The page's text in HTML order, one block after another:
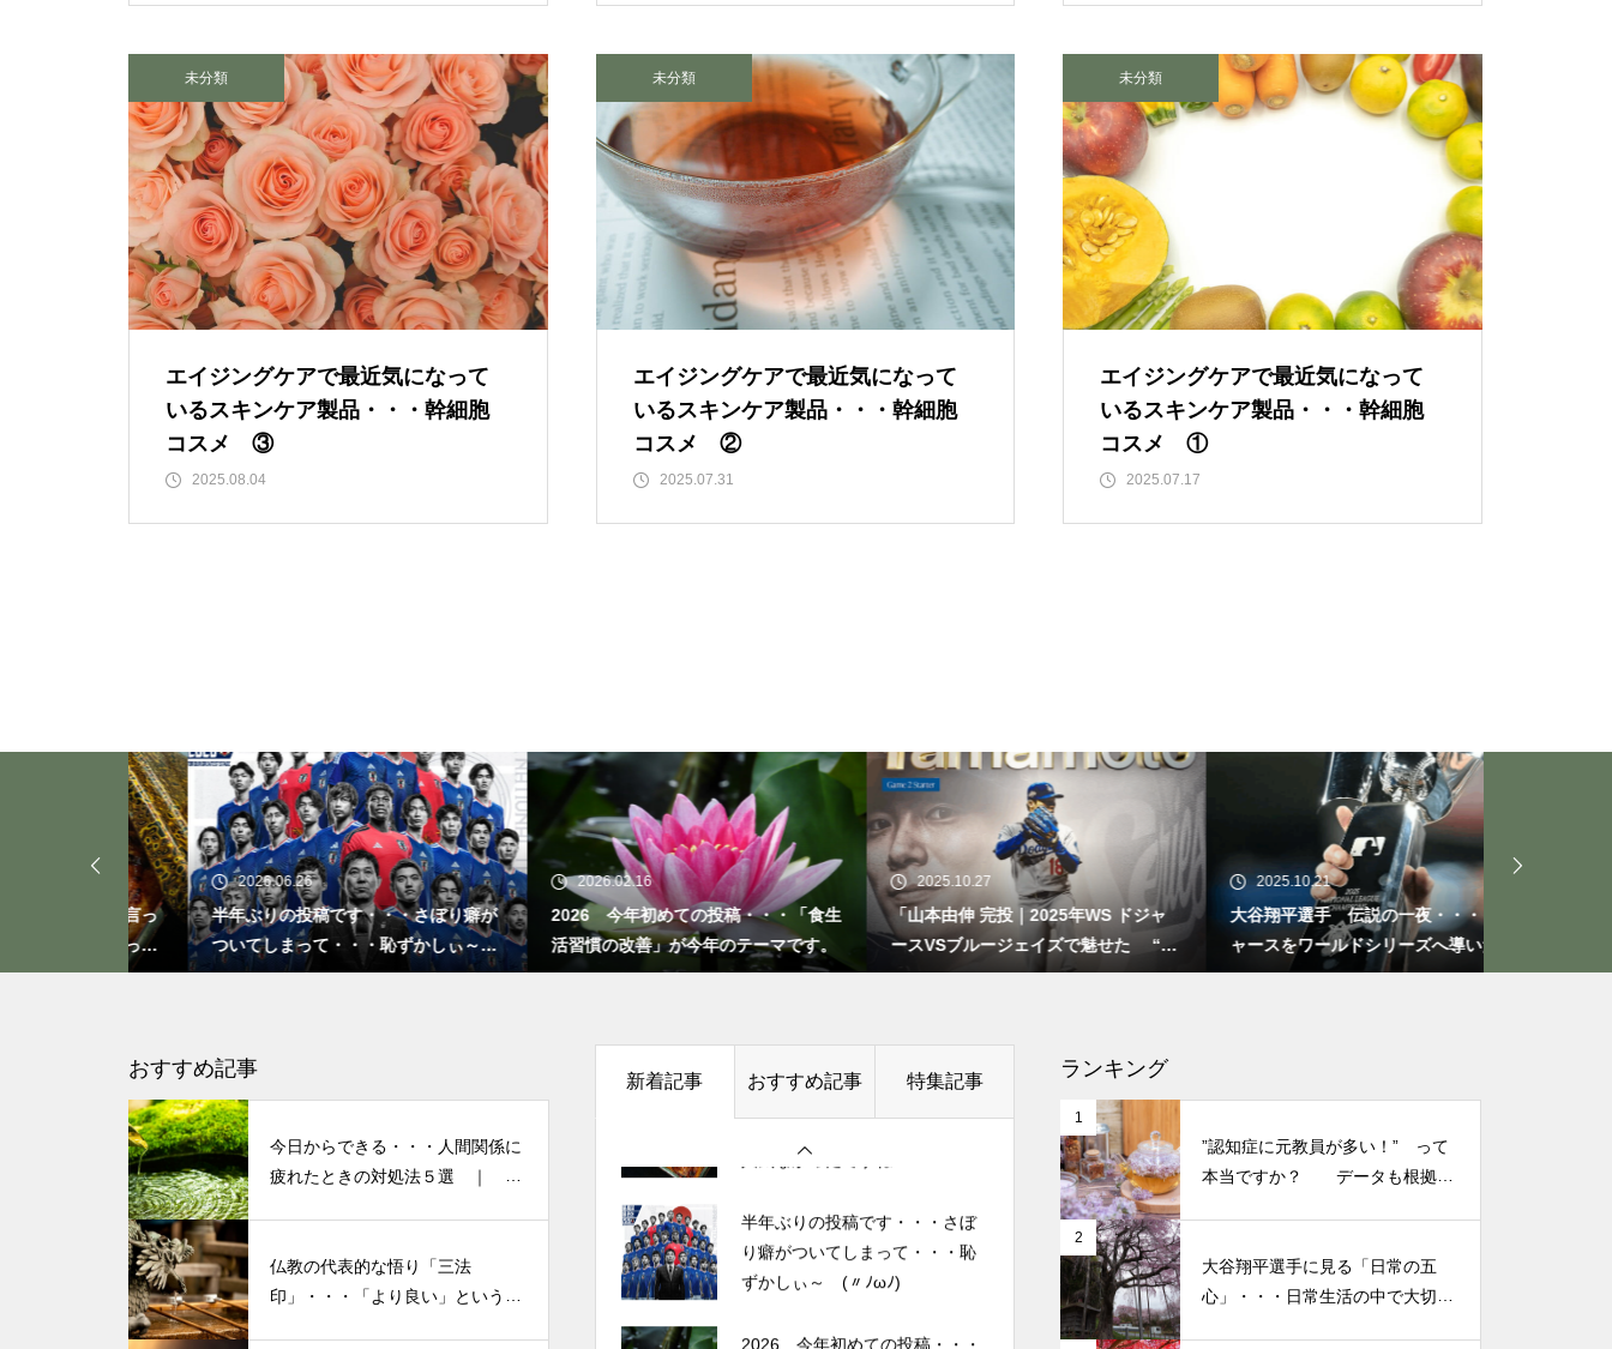
大谷翔平選手に見る「日常の五
心」・・・日常生活の中で大切
にしたい５つの心の持ち方
コロナ禍で拍車がかかった？
・・・・・増え続けている成
人の引きこもり
仏教の代表的な悟り「三法
印」・・・「より良い」という
気持ちを捨てると ”すごく楽に
「ト書き」・・・・・会話にも
「ト書き」をイメージするとコ
”認知症に元教員が多い！” っ
て本当ですか？ データも根
もしも、「水」に記憶があった
ら？・・・その情報や記憶がよ
その２
出会い
っていく楽しみ
親の介護は大変な仕事であり、
ストレスがつきものですが、第
一に自分自身を大切にしましょ
う。
「時を得るものは栄え、時を失
うものは滅びる」 ： 中国の
戦国時代の思想家、列子の言葉
「氣」と「気」 使い分けには
意味があるんです・・・ご存知
でしたか？ その２
テーマです。
と「ボス」の兄妹猫
り解明できたら絶対に面白い❕
もしも、「水」に記憶があった
り解明できたら絶対に面白い❕
「時を得るものは栄え、時を失
うものは滅びる」 ： 中国の
戦国時代の思想家、列子の言葉
「氣」と「気」 使い分けには
でしたか？ その２
未分類
エイジングケアで最近気になって
いるスキンケア製品・・・幹細胞
コスメ ③
2025.08.04
未分類
エイジングケアで最近気になって
いるスキンケア製品・・・幹細胞
コスメ ②
2025.07.31
未分類
エイジングケアで最近気になって
いるスキンケア製品・・・幹細胞
コスメ ①
2025.07.17
2026.06.26
半年ぶりの投稿です・・・さぼり癖が
ついてしまって・・・恥ずかしぃ～
(〃ﾉωﾉ)
2026.02.16
2026 今年初めての投稿・・・「食生
活習慣の改善」が今年のテーマです。
2025.10.27
「山本由伸 完投｜2025年WS ドジャ
ースVSブルージェイズで魅せた “打
者に悪夢” 」
2025.10.21
大谷翔平選手 伝説の一夜・・・ドジ
ャースをワールドシリーズへ導いた
“二刀流” の奇跡
なる考え方
おすすめ記事
今日からできる・・・人間関係に
疲れたときの対処法５選 ｜ 心
仏教の代表的な悟り「三法
印」・・・「より良い」という気
新着記事 おすすめ記事 特集記事
半年ぶりの投稿です・・・さぼ
り癖がついてしまって・・・恥
ずかしぃ～ (〃ﾉωﾉ)
2026 今年初めての投稿・・・
土用の丑の日・・・余計なこと
り癖がついてしまって・・・恥
ずかしぃ～ (〃ﾉωﾉ)
ランキング
1
”認知症に元教員が多い！” って
本当ですか？ データも根拠も
2
大谷翔平選手に見る「日常の五
心」・・・日常生活の中で大切